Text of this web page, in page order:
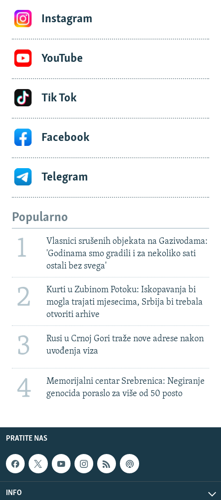
Instagram
YouTube
Tik Tok
Facebook
Telegram
Popularno
1
Vlasnici srušenih objekata na Gazivodama:
'Godinama smo gradili i za nekoliko sati
ostali bez svega'
2
Kurti u Zubinom Potoku: Iskopavanja bi
mogla trajati mjesecima, Srbija bi trebala
otvoriti arhive
3
Rusi u Crnoj Gori traže nove adrese nakon
uvođenja viza
4
Memorijalni centar Srebrenica: Negiranje
genocida poraslo za više od 50 posto
PRATITE NAS
INFO